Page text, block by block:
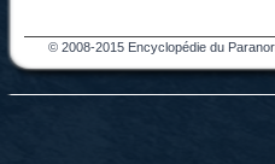
© 2008-2015 Encyclopédie du